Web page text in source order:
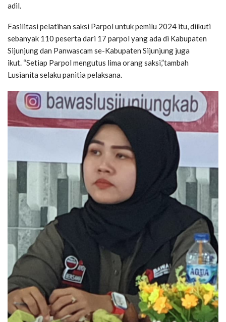
adil.
Fasilitasi pelatihan saksi Parpol untuk pemilu 2024 itu, diikuti
sebanyak 110 peserta dari 17 parpol yang ada di Kabupaten
Sijunjung dan Panwascam se-Kabupaten Sijunjung juga
ikut. “Setiap Parpol mengutus lima orang saksi,”tambah
Lusianita selaku panitia pelaksana.